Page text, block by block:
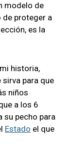
modelo de
de proteger a
es la
historia,
sirva para que
niños
a los 6
su pecho para
Estado el que